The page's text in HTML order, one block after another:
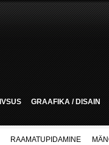
GRAAFIKA / DISAIN
RAAMATUPIDAMINE